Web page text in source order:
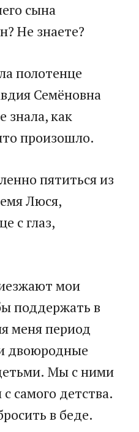
сына
Не знаете?​
полотенце
Семёновна
знала, как
произошло.​
пятиться из
Люся,
с глаз,
мои
поддержать в
меня период
двоюродные
Мы с ними
самого детства.
в беде.​